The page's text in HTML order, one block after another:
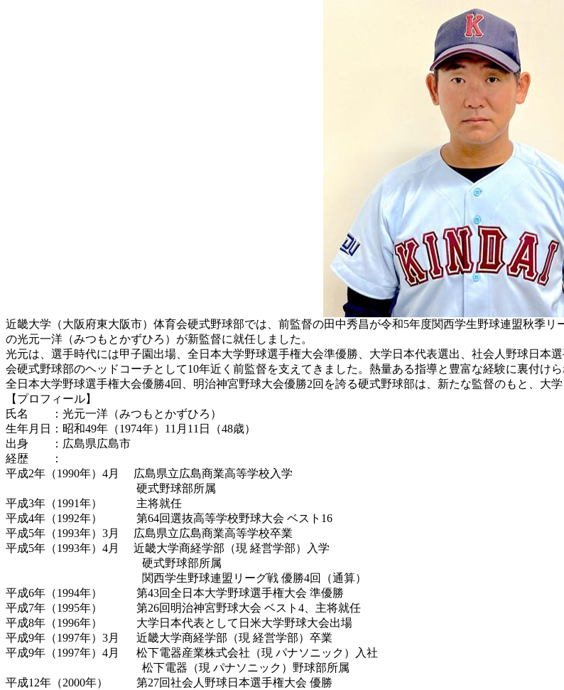
近畿大学（大阪府東大阪市）体育会硬式野球部では、前監督の田中秀昌が令和5年度関西学生野球連盟秋季
の光元一洋（みつもとかずひろ）が新監督に就任しました。
光元は、選手時代には甲子園出場、全日本大学野球選手権大会準優勝、大学日本代表選出、社会人野球日本
会硬式野球部のヘッドコーチとして10年近く前監督を支えてきました。熱量ある指導と豊富な経験に裏付け
全日本大学野球選手権大会優勝4回、明治神宮野球大会優勝2回を誇る硬式野球部は、新たな監督のもと、大学
【プロフィール】
氏名 ：光元一洋（みつもとかずひろ）
生年月日：昭和49年（1974年）11月11日（48歳）
出身 ：広島県広島市
経歴 ：
平成2年（1990年）4月 広島県立広島商業高等学校入学
硬式野球部所属
平成3年（1991年） 主将就任
平成4年（1992年） 第64回選抜高等学校野球大会 ベスト16
平成5年（1993年）3月 広島県立広島商業高等学校卒業
平成5年（1993年）4月 近畿大学商経学部（現 経営学部）入学
硬式野球部所属
関西学生野球連盟リーグ戦 優勝4回（通算）
平成6年（1994年） 第43回全日本大学野球選手権大会 準優勝
平成7年（1995年） 第26回明治神宮野球大会 ベスト4、主将就任
平成8年（1996年） 大学日本代表として日米大学野球大会出場
平成9年（1997年）3月 近畿大学商経学部（現 経営学部）卒業
平成9年（1997年）4月 松下電器産業株式会社（現 パナソニック）入社
松下電器（現 パナソニック）野球部所属
平成12年（2000年） 第27回社会人野球日本選手権大会 優勝